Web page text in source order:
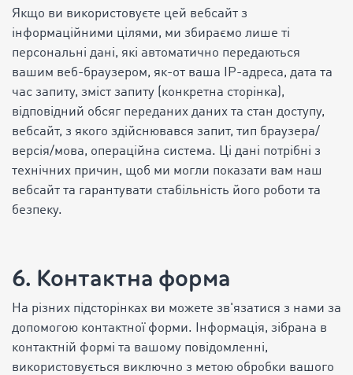
Якщо ви використовуєте цей вебсайт з
інформаційними цілями, ми збираємо лише ті
персональні дані, які автоматично передаються
вашим веб-браузером, як-от ваша IP-адреса, дата та
час запиту, зміст запиту (конкретна сторінка),
відповідний обсяг переданих даних та стан доступу,
вебсайт, з якого здійснювався запит, тип браузера/
версія/мова, операційна система. Ці дані потрібні з
технічних причин, щоб ми могли показати вам наш
вебсайт та гарантувати стабільність його роботи та
безпеку.
6. Контактна форма
На різних підсторінках ви можете зв'язатися з нами за
допомогою контактної форми. Інформація, зібрана в
контактній формі та вашому повідомленні,
використовується виключно з метою обробки вашого